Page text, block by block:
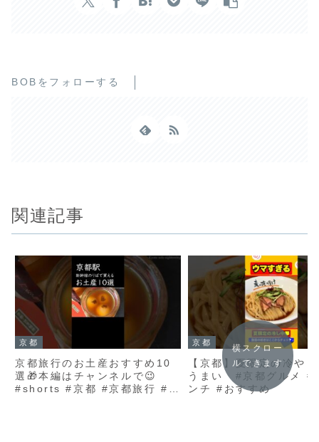
BOBをフォローする
関連記事
京都
京都旅行のお土産おすすめ10
選🎁本編はチャンネルで😉
#shorts #京都 #京都旅行 #京
京都
【京都】夏限定の冷や
うまい #京都グルメ #
ンチ #おすすめ
横スクロー
ルできます